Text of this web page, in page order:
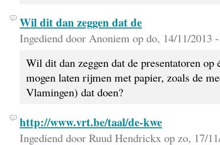
Wil dit dan zeggen dat de
Ingediend door Anoniem op do, 14/11/2013
Wil dit dan zeggen dat de presentatoren op
mogen laten rijmen met papier, zoals de
Vlamingen) dat doen?
http://www.vrt.be/taal/de-kwe
Ingediend door Ruud Hendrickx op zo, 17/